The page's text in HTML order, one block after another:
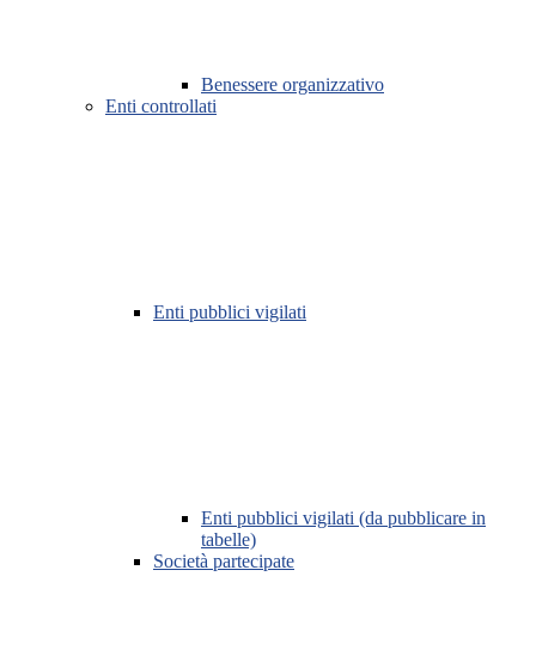
Benessere organizzativo
Enti controllati
Enti pubblici vigilati
Enti pubblici vigilati (da pubblicare in
tabelle)
Società partecipate